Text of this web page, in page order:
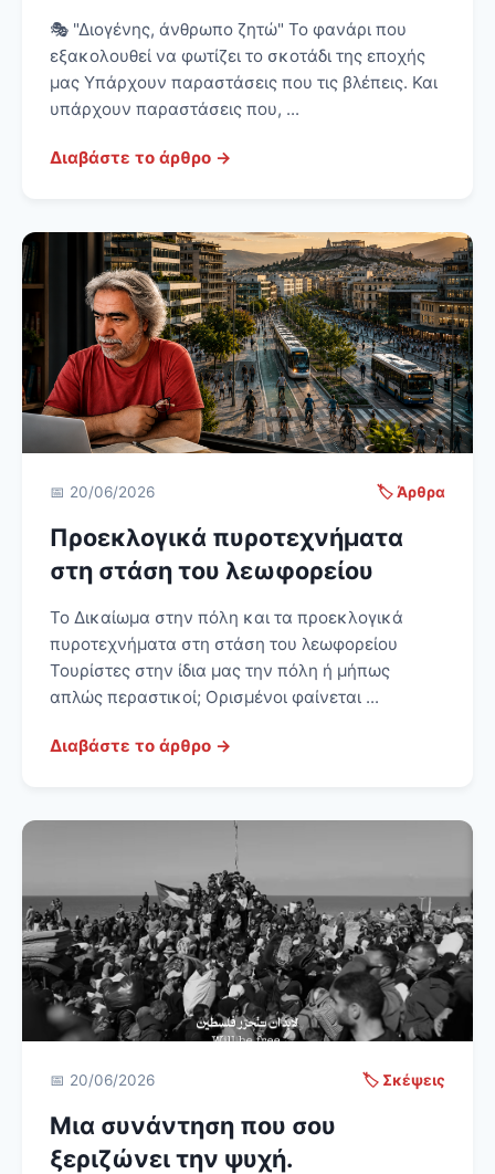
🎭 "Διογένης, άνθρωπο ζητώ" Το φανάρι που
εξακολουθεί να φωτίζει το σκοτάδι της εποχής
μας Υπάρχουν παραστάσεις που τις βλέπεις. Και
υπάρχουν παραστάσεις που, ...
Διαβάστε το άρθρο →
📅 20/06/2026 🏷️ Άρθρα
Προεκλογικά πυροτεχνήματα
στη στάση του λεωφορείου
Το Δικαίωμα στην πόλη και τα προεκλογικά
πυροτεχνήματα στη στάση του λεωφορείου
Τουρίστες στην ίδια μας την πόλη ή μήπως
απλώς περαστικοί; Ορισμένοι φαίνεται ...
Διαβάστε το άρθρο →
📅 20/06/2026 🏷️ Σκέψεις
Μια συνάντηση που σου
ξεριζώνει την ψυχή.